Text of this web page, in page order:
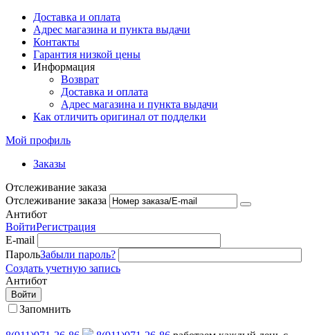
Доставка и оплата
Адрес магазина и пункта выдачи
Контакты
Гарантия низкой цены
Информация
Возврат
Доставка и оплата
Адрес магазина и пункта выдачи
Как отличить оригинал от подделки
Мой профиль
Заказы
Отслеживание заказа
Отслеживание заказа
Антибот
ВойтиРегистрация
E-mail
ПарольЗабыли пароль?
Создать учетную запись
Антибот
Войти
Запомнить